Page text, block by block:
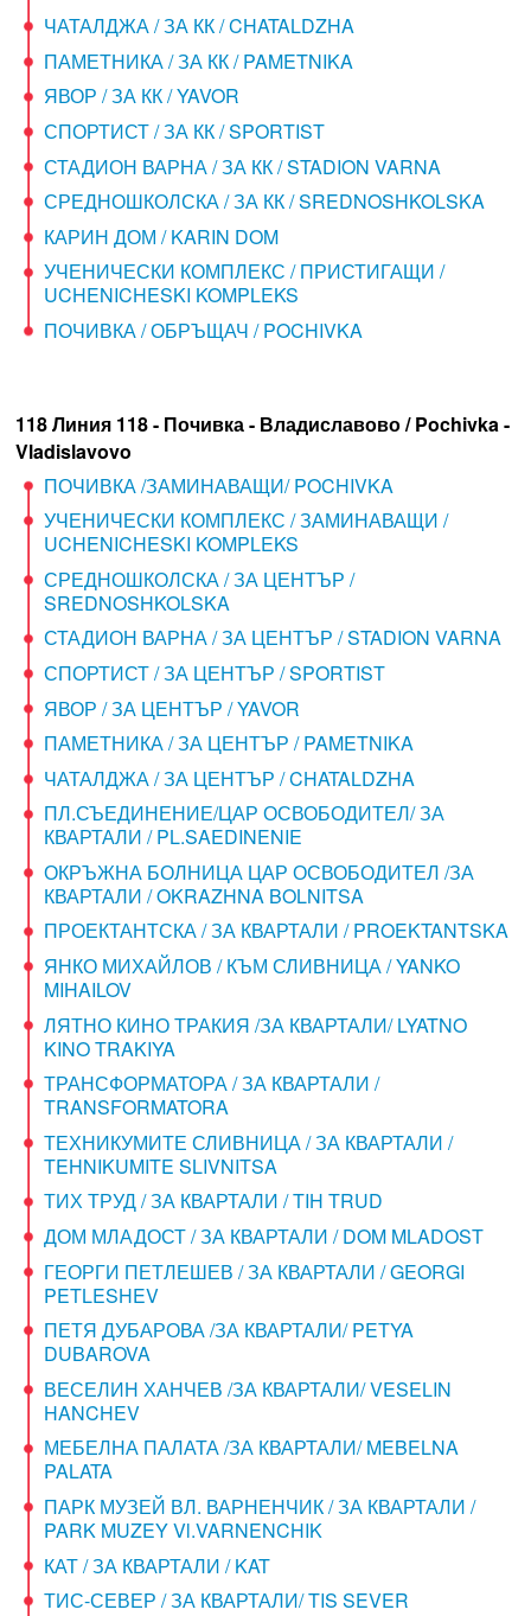
ЧАТАЛДЖА / ЗА КК / CHATALDZHA
ПАМЕТНИКА / ЗА КК / PAMETNIKA
ЯВОР / ЗА КК / YAVOR
СПОРТИСТ / ЗА КК / SPORTIST
СТАДИОН ВАРНА / ЗА КК / STADION VARNA
СРЕДНОШКОЛСКА / ЗА КК / SREDNOSHKOLSKA
КАРИН ДОМ / KARIN DOM
УЧЕНИЧЕСКИ КОМПЛЕКС / ПРИСТИГАЩИ /
UCHENICHESKI KOMPLEKS
ПОЧИВКА / ОБРЪЩАЧ / POCHIVKA
118 Линия 118 - Почивка - Владиславово / Pochivka -
Vladislavovo
ПОЧИВКА /ЗАМИНАВАЩИ/ POCHIVKA
УЧЕНИЧЕСКИ КОМПЛЕКС / ЗАМИНАВАЩИ /
UCHENICHESKI KOMPLEKS
СРЕДНОШКОЛСКА / ЗА ЦЕНТЪР /
SREDNOSHKOLSKA
СТАДИОН ВАРНА / ЗА ЦЕНТЪР / STADION VARNA
СПОРТИСТ / ЗА ЦЕНТЪР / SPORTIST
ЯВОР / ЗА ЦЕНТЪР / YAVOR
ПАМЕТНИКА / ЗА ЦЕНТЪР / PAMETNIKA
ЧАТАЛДЖА / ЗА ЦЕНТЪР / CHATALDZHA
ПЛ.СЪЕДИНЕНИЕ/ЦАР ОСВОБОДИТЕЛ/ ЗА
КВАРТАЛИ / PL.SAEDINENIE
ОКРЪЖНА БОЛНИЦА ЦАР ОСВОБОДИТЕЛ /ЗА
КВАРТАЛИ / OKRAZHNA BOLNITSA
ПРОЕКТАНТСКА / ЗА КВАРТАЛИ / PROEKTANTSKA
ЯНКО МИХАЙЛОВ / КЪМ СЛИВНИЦА / YANKO
MIHAILOV
ЛЯТНО КИНО ТРАКИЯ /ЗА КВАРТАЛИ/ LYATNO
KINO TRAKIYA
ТРАНСФОРМАТОРА / ЗА КВАРТАЛИ /
TRANSFORMATORA
ТЕХНИКУМИТЕ СЛИВНИЦА / ЗА КВАРТАЛИ /
TEHNIKUMITE SLIVNITSA
ТИХ ТРУД / ЗА КВАРТАЛИ / TIH TRUD
ДОМ МЛАДОСТ / ЗА КВАРТАЛИ / DOM MLADOST
ГЕОРГИ ПЕТЛЕШЕВ / ЗА КВАРТАЛИ / GEORGI
PETLESHEV
ПЕТЯ ДУБАРОВА /ЗА КВАРТАЛИ/ PETYA
DUBAROVA
ВЕСЕЛИН ХАНЧЕВ /ЗА КВАРТАЛИ/ VESELIN
HANCHEV
МЕБЕЛНА ПАЛАТА /ЗА КВАРТАЛИ/ MEBELNA
PALATA
ПАРК МУЗЕЙ ВЛ. ВАРНЕНЧИК / ЗА КВАРТАЛИ /
PARK MUZEY Vl.VARNENCHIK
КАТ / ЗА КВАРТАЛИ / KAT
ТИС-СЕВЕР / ЗА КВАРТАЛИ/ TIS SEVER